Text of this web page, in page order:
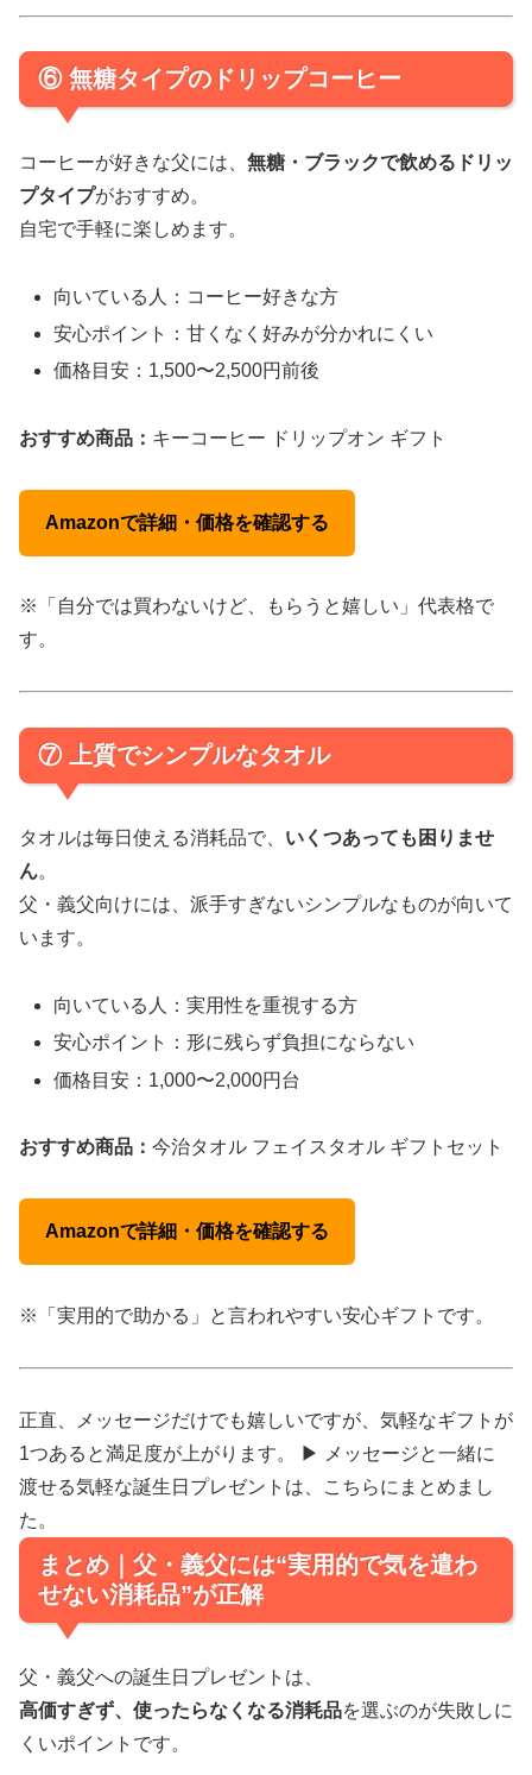
⑥ 無糖タイプのドリップコーヒー
コーヒーが好きな父には、 無糖・ブラックで飲めるドリッ
プタイプがおすすめ。
自宅で手軽に楽しめます。
向いている人：コーヒー好きな方
安心ポイント：甘くなく好みが分かれにくい
価格目安：1,500〜2,500円前後
おすすめ商品： キーコーヒー ドリップオン ギフト
Amazonで詳細・価格を確認する
※「自分では買わないけど、もらうと嬉しい」代表格で
す。
⑦ 上質でシンプルなタオル
タオルは毎日使える消耗品で、 いくつあっても困りませ
ん。
父・義父向けには、派手すぎないシンプルなものが向いて
います。
向いている人：実用性を重視する方
安心ポイント：形に残らず負担にならない
価格目安：1,000〜2,000円台
おすすめ商品： 今治タオル フェイスタオル ギフトセット
Amazonで詳細・価格を確認する
※「実用的で助かる」と言われやすい安心ギフトです。
正直、メッセージだけでも嬉しいですが、気軽なギフトが
1つあると満足度が上がります。 ▶ メッセージと一緒に
渡せる気軽な誕生日プレゼントは、こちらにまとめまし
た。
まとめ｜父・義父には“実用的で気を遣わ
せない消耗品”が正解
父・義父への誕生日プレゼントは、
高価すぎず、使ったらなくなる消耗品を選ぶのが失敗しに
くいポイントです。